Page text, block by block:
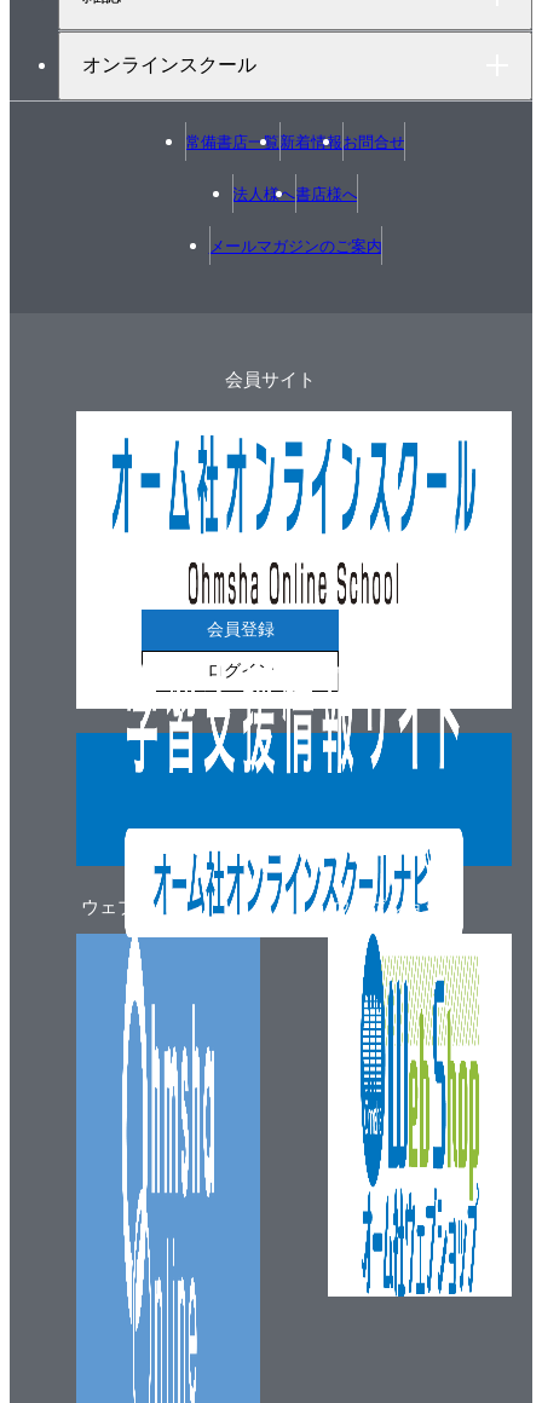
7.1 映像コンテンツ
7.3 ホームシアター
7.4 システムステレオ、単品オーディオなど
7.5 ハイレゾオーディオ
7.6 リニアPCM レコーダー
8章 AV機器の接続・設定
8.1 映像端子と音声端子
8.2 映像・音声複合端子
8.3 接続端子・映像信号の種類と画質の関係
9章 ドライブレコーダーとナビゲーションシステム
9.1 ドライブレコーダー
9.2 ナビゲーションシステム
10章 パソコン
10.3 タブレット
11章 プリンター
11.1 インクジェット方式プリンター
11.2 顔料インクと染料インク
11.3 熱昇華転写方式プリンター
11.4 レーザープリンター
11.5 印刷の方法
11.6 3D プリンター
12章 電話
12.1 電話回線
12.2 家庭用電話機
12.3 ファクシミリ
12.4 スマートフォンと通話・通信
12.5 スマートフォンの機能など
12.6 ウェアラブル端末
オンラインスクール
常備書店一覧新着情報お問合せ
法人様へ書店様へ
メールマガジンのご案内
ウェブマガジン
会員サイト
会員登録
ログイン
ウェブショップ